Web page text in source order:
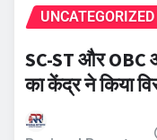
UNCATEGORIZED
SC-ST और OBC
का केंद्र ने किया